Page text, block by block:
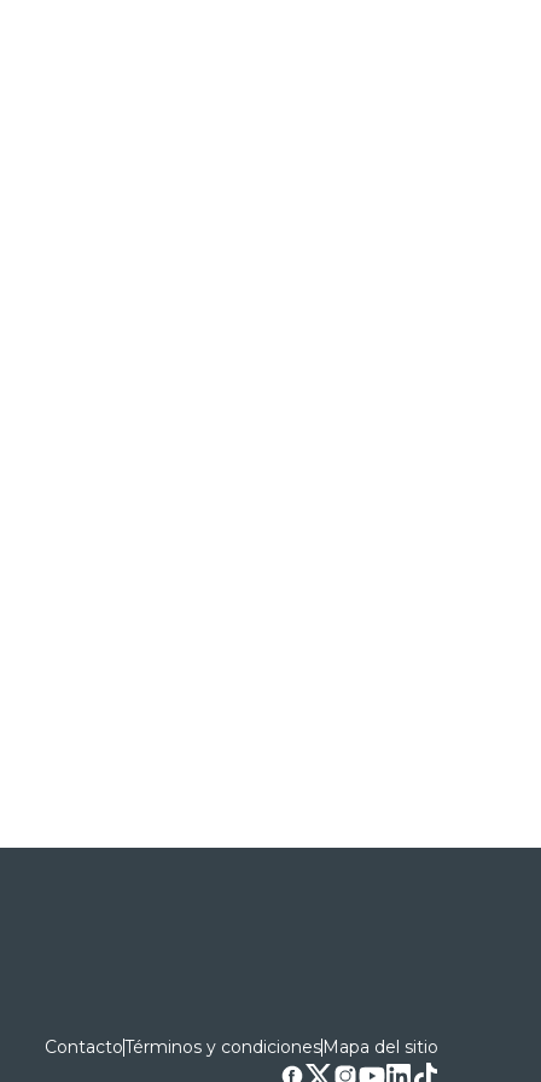
ContactoTérminos y condicionesMapa del sitio